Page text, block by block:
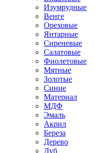
Изумрудные
Венге
Ореховые
Янтарные
Сиреневые
Салатовые
Фиолетовые
Мятные
Золотые
Синие
Материал
МДФ
Эмаль
Акрил
Береза
Дерево
Дуб